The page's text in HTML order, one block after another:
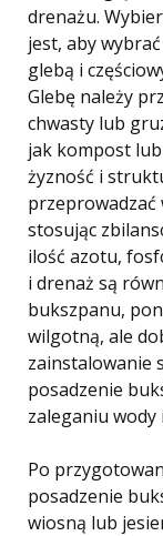
drenażu.
jest, aby
glebą i
Glebę należy
chwasty lub
jak kompost
żyzność i
przeprowadzać
stosując
ilość azotu,
i drenaż są
bukszpanu,
wilgotną, ale
zainstalowanie
posadzenie
zaleganiu
Po
posadzenie
wiosną lub